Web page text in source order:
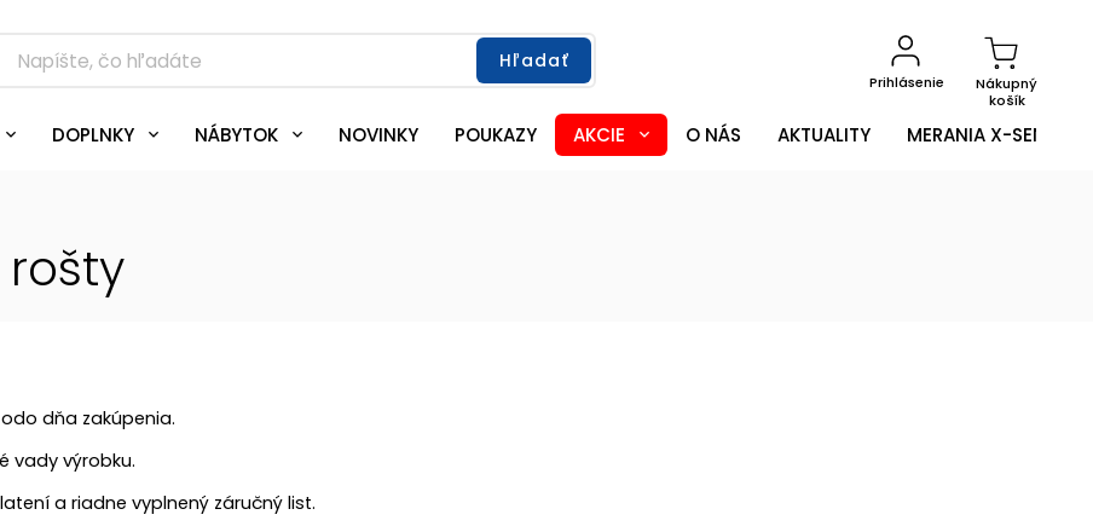
Hľadať
Nákupný
košík
Prihlásenie
DOPLNKY NÁBYTOK NOVINKY POUKAZY AKCIE O NÁS AKTUALITY MERANIA X-SENSOR
dňa zakúpenia.
vady výrobku.
a riadne vyplnený záručný list.